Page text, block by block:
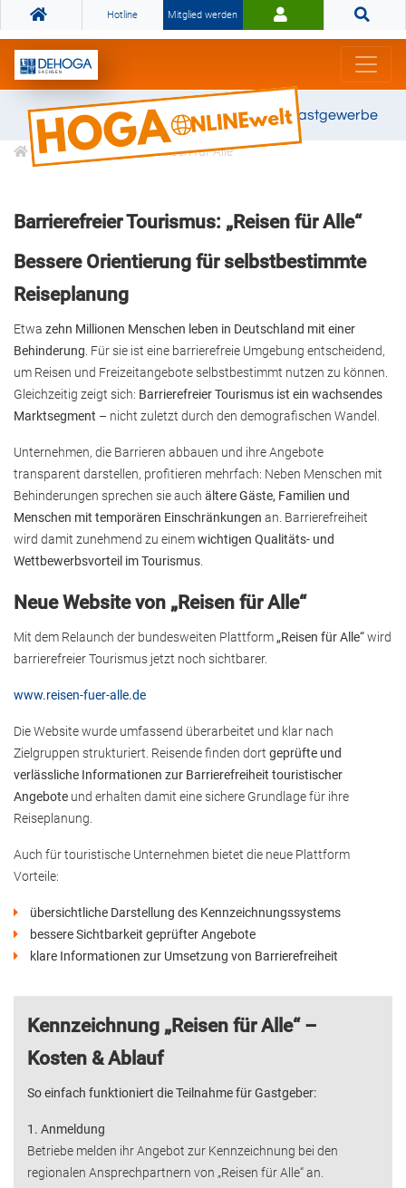
Hotline Mitglied werden
Gemeinsam stark für das Gastgewerbe
Informationen Reisen für Alle
Barrierefreier Tourismus: „Reisen für Alle“
Bessere Orientierung für selbstbestimmte
Reiseplanung
Etwa zehn Millionen Menschen leben in Deutschland mit einer
Behinderung . Für sie ist eine barrierefreie Umgebung entscheidend,
um Reisen und Freizeitangebote selbstbestimmt nutzen zu können.
Gleichzeitig zeigt sich: Barrierefreier Tourismus ist ein wachsendes
Marktsegment – nicht zuletzt durch den demografischen Wandel.
Unternehmen, die Barrieren abbauen und ihre Angebote
transparent darstellen, profitieren mehrfach: Neben Menschen mit
Behinderungen sprechen sie auch ältere Gäste, Familien und
Menschen mit temporären Einschränkungen an. Barrierefreiheit
wird damit zunehmend zu einemwichtigen Qualitäts- und
Wettbewerbsvorteil im Tourismus
Neue Website von „Reisen für Alle“
Mit dem Relaunch der bundesweiten Plattform „Reisen für Alle“wird
barrierefreier Tourismus jetzt noch sichtbarer.
www.reisen-fuer-alle.de
Die Website wurde umfassend überarbeitet und klar nach
Zielgruppen strukturiert. Reisende finden dort geprüfte und
verlässliche Informationen zur Barrierefreiheit touristischer
Angebote und erhalten damit eine sichere Grundlage für ihre
Reiseplanung.
Auch für touristische Unternehmen bietet die neue Plattform
Vorteile:
übersichtliche Darstellung des Kennzeichnungssystems
bessere Sichtbarkeit geprüfter Angebote
klare Informationen zur Umsetzung von Barrierefreiheit
Kennzeichnung „Reisen für Alle“ –
Kosten & Ablauf
So einfach funktioniert die Teilnahme für Gastgeber:
1. Anmeldung
Betriebe melden ihr Angebot zur Kennzeichnung bei den
regionalen Ansprechpartnern von „Reisen für Alle“ an.